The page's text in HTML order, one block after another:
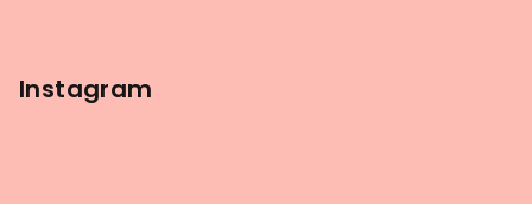
Instagram